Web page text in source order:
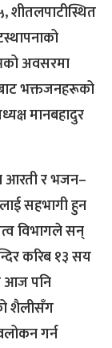
शीतलपाटीस्थित
अवसरमा
भक्तजनहरूको
मानबहादुर
आरती र भजन–
सहभागी हुन
विभागले सन्
करिब १३ सय
आज पनि
शैलीसँग
गर्न